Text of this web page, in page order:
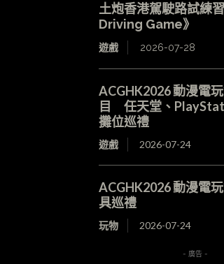
土炮香港駕駛路試練
Driving Game》
遊戲 2026-07-28
ACGHK2026 動漫電
目 任天堂、
攤位巡禮
遊戲 2026-07-24
ACGHK2026 動漫電
具巡禮
玩物 2026-07-24
- 廣告 -